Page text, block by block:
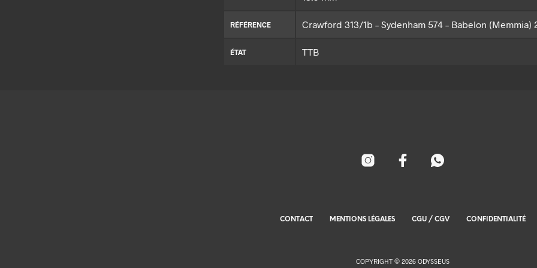
RÉFÉRENCE Crawford 313/1b – Sydenham 574 – Babelon (Memmia)
ÉTAT TTB
CONTACT MENTIONS LÉGALES CGU / CGV CONFIDENTIALITÉ
COPYRIGHT © 2026 ODYSSEUS